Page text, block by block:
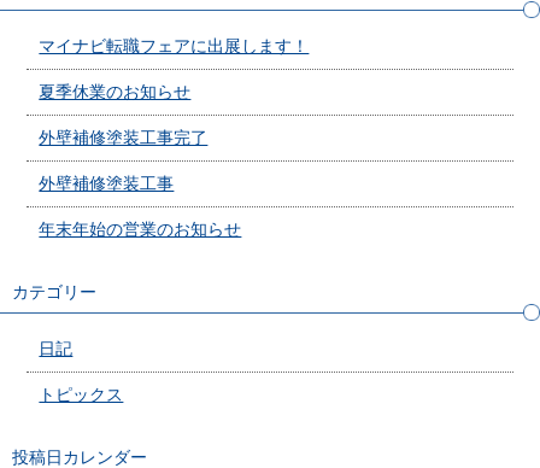
マイナビ転職フェアに出展します！
夏季休業のお知らせ
外壁補修塗装工事完了
外壁補修塗装工事
年末年始の営業のお知らせ
カテゴリー
日記
トピックス
投稿日カレンダー